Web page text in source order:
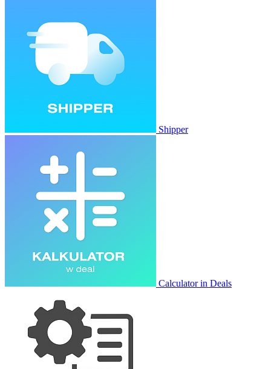
Shipper
Calculator in Deals